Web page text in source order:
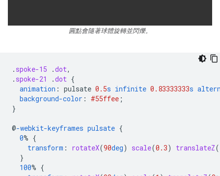
圓點會隨著球體旋轉並閃爍。
. spoke-15 .dot,
. spoke-21 .dot {
animation : pulsate 0.5s infinite 0.83333333s
background-color : #55ffee ;
}
@-webkit-keyframes pulsate {
0% {
transform : rotateX(90deg) scale(0.3) translateZ(
}
100% {